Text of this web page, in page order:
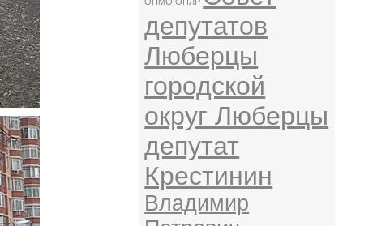
депутатов
Люберцы
городской
округ Люберцы
депутат
Крестинин
Владимир